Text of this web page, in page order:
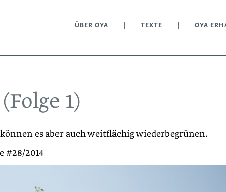
ÜBER OYA TEXTE OYA
1)
es aber auch weitflächig wiederbegrünen.
#28/2014